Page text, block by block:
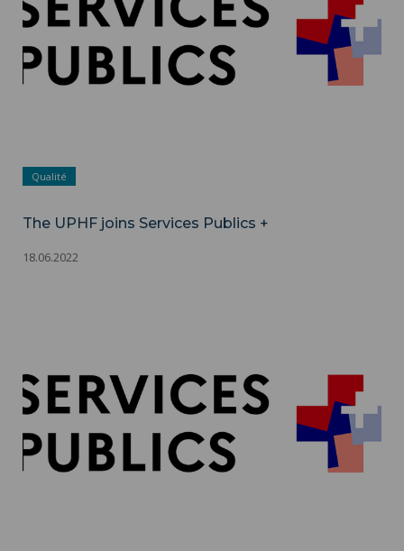
Qualité
The UPHF joins Services Publics +
18.06.2022